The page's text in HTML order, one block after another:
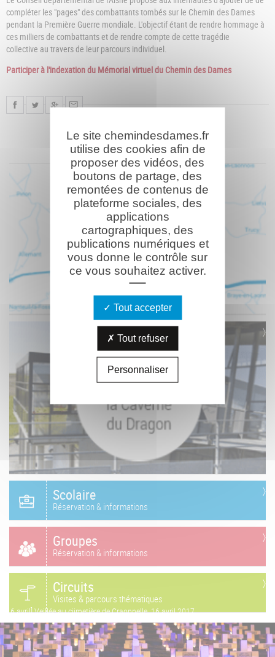
compléter les "pages" des combattants tombés sur le Chemin des Dames
pendant la Première Guerre mondiale. L'objectif étant de rendre hommage à
ces milliers de combattants et de rendre compte de cette tragédie
collective au travers de leur parcours individuel.
Participer à l'indexation du Mémorial virtuel du Chemin des Dames
Scolaire
Réservation & informations
Groupes
Réservation & informations
Circuits
Visites & parcours thématiques
[16 avril] Veillée au ciimetière de Craonnelle, 16 avril 2017
Le site chemindesdames.fr
utilise des cookies afin de
proposer des vidéos, des
boutons de partage, des
remontées de contenus de
plateforme sociales, des
applications
cartographiques, des
publications numériques et
vous donne le contrôle sur
ce vous souhaitez activer.
Tout accepter
Tout refuser
Personnaliser